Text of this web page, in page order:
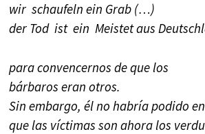
wir schaufeln ein Grab (…)
der Tod ist ein Meistet aus
para convencernos de que los
bárbaros eran otros.
Sin embargo, él no habría podido
que las víctimas son ahora los